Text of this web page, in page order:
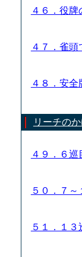
４６．役
４７．雀
４８．安
リーチの
４９．６
５０．７
５１．１